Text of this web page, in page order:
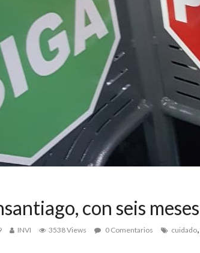
con seis
INVI 3538 Views 0 Comentarios cuidado,
7